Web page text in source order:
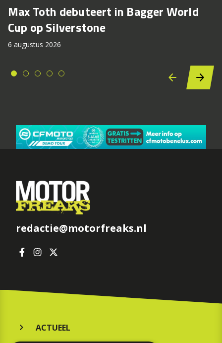
Max Toth debuteert in Bagger World
Cup op Silverstone
6 augustus 2026
redactie@motorfreaks.nl
ACTUEEL